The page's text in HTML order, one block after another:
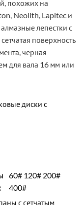
похожих на
Neolith, Lapitec и
лепестки с
поверхность
черная
для вала 16 мм или
диски с
60# 120# 200#
400#
с сетчатым